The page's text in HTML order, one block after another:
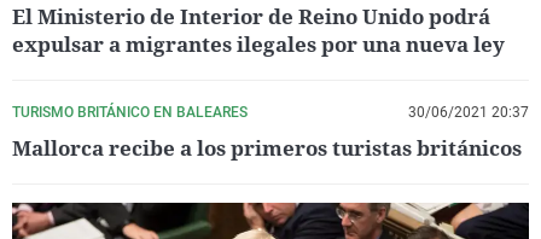
El Ministerio de Interior de Reino Unido podrá
expulsar a migrantes ilegales por una nueva ley
TURISMO BRITÁNICO EN BALEARES 30/06/2021 20:37
Mallorca recibe a los primeros turistas británicos